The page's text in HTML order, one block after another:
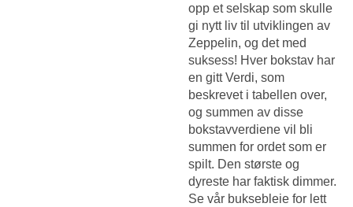
opp et selskap som skulle
gi nytt liv til utviklingen av
Zeppelin, og det med
suksess! Hver bokstav har
en gitt Verdi, som
beskrevet i tabellen over,
og summen av disse
bokstavverdiene vil bli
summen for ordet som er
spilt. Den største og
dyreste har faktisk dimmer.
Se vår buksebleie for lett